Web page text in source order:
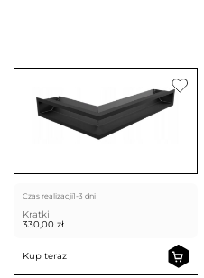
Czas realizacji1-3 dni
Kratki
330,00 zł
Kup teraz